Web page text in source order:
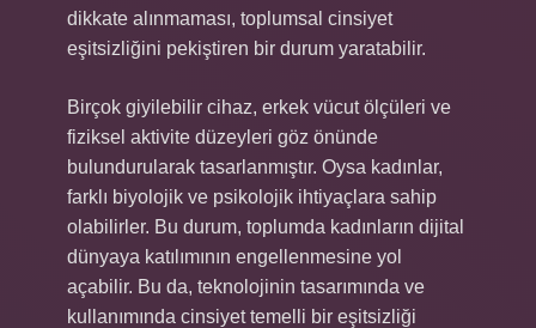
dikkate alınmaması, toplumsal cinsiyet
eşitsizliğini pekiştiren bir durum yaratabilir.
Birçok giyilebilir cihaz, erkek vücut ölçüleri ve
fiziksel aktivite düzeyleri göz önünde
bulundurularak tasarlanmıştır. Oysa kadınlar,
farklı biyolojik ve psikolojik ihtiyaçlara sahip
olabilirler. Bu durum, toplumda kadınların dijital
dünyaya katılımının engellenmesine yol
açabilir. Bu da, teknolojinin tasarımında ve
kullanımında cinsiyet temelli bir eşitsizliği